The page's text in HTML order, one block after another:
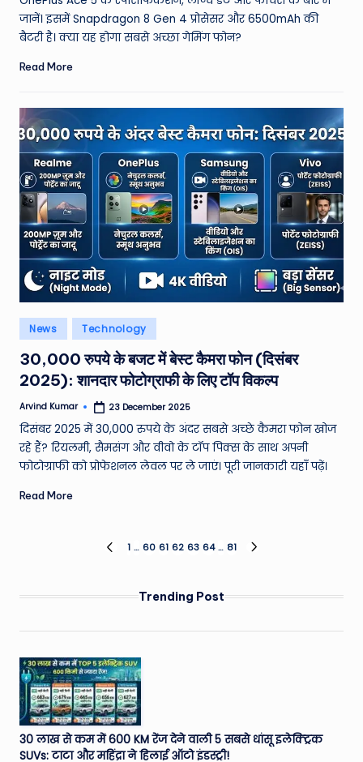
जानें। इसमें Snapdragon 8 Gen 4 प्रोसेसर और 6500mAh की
बैटरी है। क्या यह होगा सबसे अच्छा गेमिंग फोन?
Read More
Posted
in
News Technology
30,000 रुपये के बजट में बेस्ट कैमरा फोन (दिसंबर
2025): शानदार फोटोग्राफी के लिए टॉप विकल्प
Posted
by
Arvind Kumar 23 December 2025
दिसंबर 2025 में 30,000 रुपये के अंदर सबसे अच्छे कैमरा फोन खोज
रहे हैं? रियलमी, सैमसंग और वीवो के टॉप पिक्स के साथ अपनी
फोटोग्राफी को प्रोफेशनल लेवल पर ले जाएं। पूरी जानकारी यहाँ पढ़ें।
Read More
pagination
PREVIOUS
1 … 60 61 62 63 64 … 81
Trending Post
30 लाख से कम में 600 KM रेंज देने वाली 5 सबसे धांसू इलेक्ट्रिक
SUVs: टाटा और महिंद्रा ने हिलाई ऑटो इंडस्ट्री!